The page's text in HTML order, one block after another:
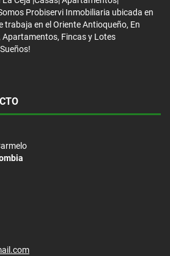
Probiservi Inmobiliaria ubicada en
trabaja en el Oriente Antioqueño, En
Apartamentos, Fincas y Lotes